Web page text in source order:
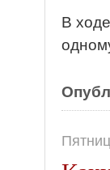
В